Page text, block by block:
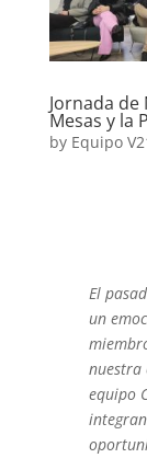
Jornada
Mesas y la
by Equipo
El
un
nuestra
equipo